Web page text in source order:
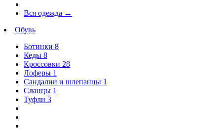
Вся одежда →
Обувь
Ботинки 8
Кеды 8
Кроссовки 28
Лоферы 1
Сандалии и шлепанцы 1
Сланцы 1
Туфли 3